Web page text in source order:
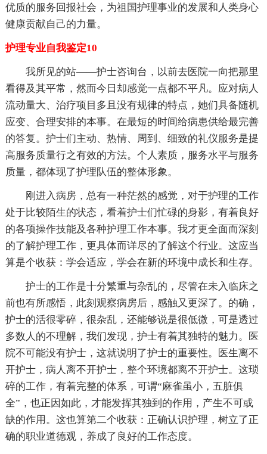
优质的服务回报社会，为祖国护理事业的发展和人类身心
健康贡献自己的力量。
护理专业自我鉴定10
我所见的站——护士咨询台，以前去医院一向把那里
看得及其平常，然而今日却感觉一点都不平凡。应对病人
流动量大、治疗项目多且没有规律的特点，她们具备随机
应变、合理安排的本事。在最短的时间给病患供给最完善
的答复。护士们主动、热情、周到、细致的礼仪服务是提
高服务质量行之有效的方法。个人素质，服务水平与服务
质量，都体现了护理队伍的整体形象。
刚进入病房，总有一种茫然的感觉，对于护理的工作
处于比较陌生的状态，看着护士们忙碌的身影，有着良好
的各项操作技能及各种护理工作本事。我才更全面而深刻
的了解护理工作，更具体而详尽的了解这个行业。这应当
算是个收获：学会适应，学会在新的环境中成长和生存。
护士的工作是十分繁重与杂乱的，尽管在未入临床之
前也有所感悟，此刻观察病房后，感触又更深了。的确，
护士的活很零碎，很杂乱，还能够说是很低微，可是透过
多数人的不理解，我们发现，护士有着其独特的魅力。医
院不可能没有护士，这就说明了护士的重要性。医生离不
开护士，病人离不开护士，整个环境都离不开护士。这琐
碎的工作，有着完整的体系，可谓“麻雀虽小，五脏俱
全”，也正因如此，才能发挥其独到的作用，产生不可或
缺的作用。这也算第二个收获：正确认识护理，树立了正
确的职业道德观，养成了良好的工作态度。